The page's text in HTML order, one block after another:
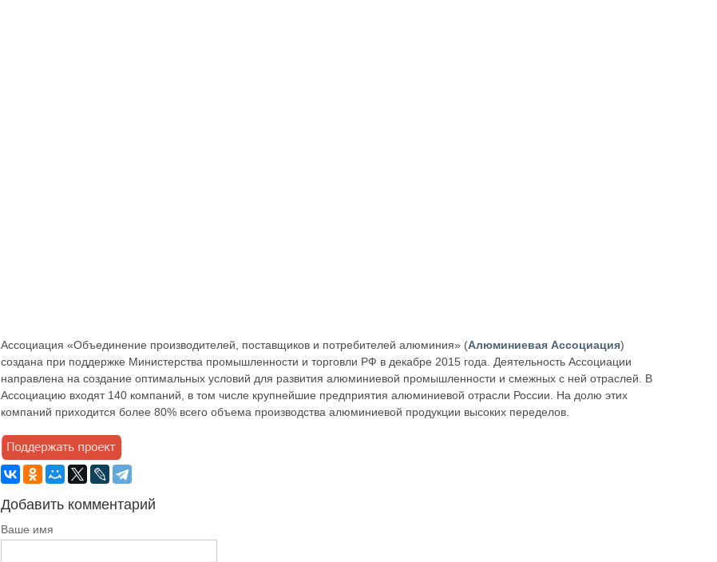
Ассоциация «Объединение производителей, поставщиков и потребителей алюминия» (Алюминиевая Ассоциация)
создана при поддержке Министерства промышленности и торговли РФ в декабре 2015 года. Деятельность Ассоциации
направлена на создание оптимальных условий для развития алюминиевой промышленности и смежных с ней отраслей. В
Ассоциацию входят 140 компаний, в том числе крупнейшие предприятия алюминиевой отрасли России. На долю этих
компаний приходится более 80% всего объема производства алюминиевой продукции высоких переделов.
Добавить комментарий
Ваше имя